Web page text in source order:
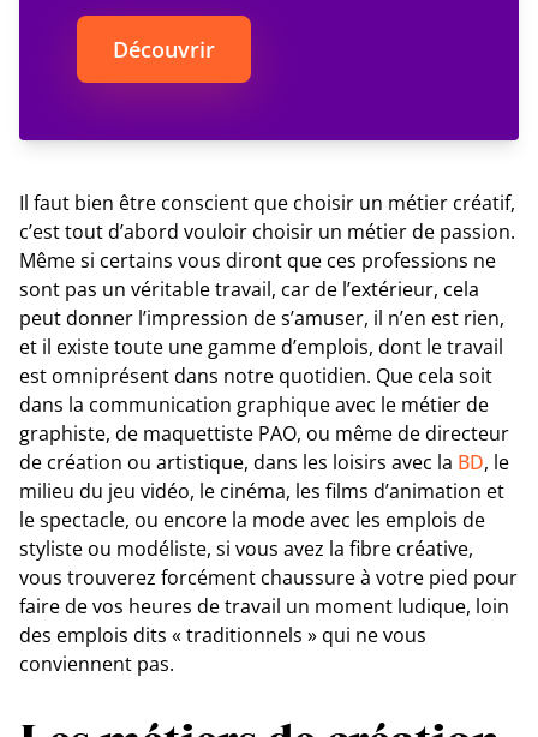
Découvrir
Il faut bien être conscient que choisir un métier créatif,
c’est tout d’abord vouloir choisir un métier de passion.
Même si certains vous diront que ces professions ne
sont pas un véritable travail, car de l’extérieur, cela
peut donner l’impression de s’amuser, il n’en est rien,
et il existe toute une gamme d’emplois, dont le travail
est omniprésent dans notre quotidien. Que cela soit
dans la communication graphique avec le métier de
graphiste, de maquettiste PAO, ou même de directeur
de création ou artistique, dans les loisirs avec la BD, le
milieu du jeu vidéo, le cinéma, les films d’animation et
le spectacle, ou encore la mode avec les emplois de
styliste ou modéliste, si vous avez la fibre créative,
vous trouverez forcément chaussure à votre pied pour
faire de vos heures de travail un moment ludique, loin
des emplois dits « traditionnels » qui ne vous
conviennent pas.